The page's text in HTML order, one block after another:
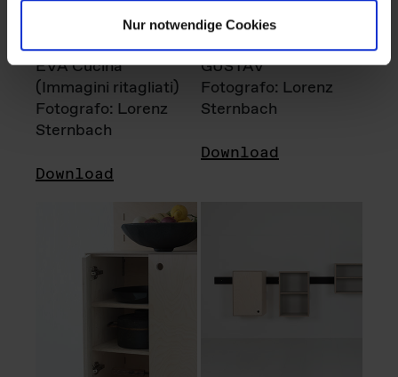
Nur notwendige Cookies
EVA Cucina
(Immagini ritagliati)
Fotografo: Lorenz
Sternbach
Download
GUSTAV
Fotografo: Lorenz
Sternbach
Download